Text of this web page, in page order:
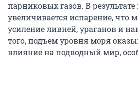
парниковых газов. В
увеличивается испарение, что
усиление ливней, ураганов и
того, подъем уровня моря
влияние на подводный мир,